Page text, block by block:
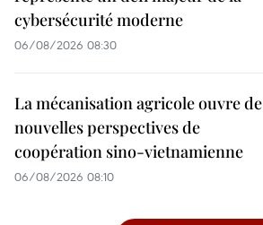
cybersécurité moderne
06/08/2026 08:30
La mécanisation agricole ouvre de
nouvelles perspectives de
coopération sino-vietnamienne
06/08/2026 08:10